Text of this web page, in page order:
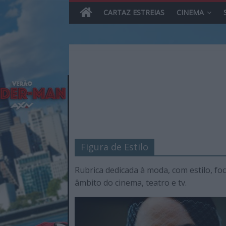
content
Magazine.HD
–
News,
Reviews
CARTAZ ESTREIAS CINEMA
Figura de Estilo
Rubrica dedicada à moda, com estilo,
âmbito do cinema, teatro e tv.